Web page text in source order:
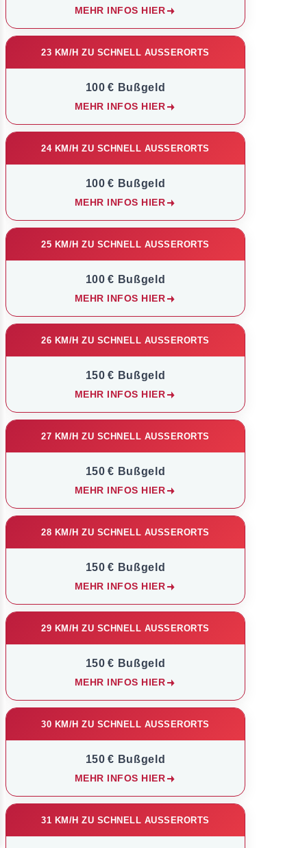
MEHR INFOS HIER
23 KM/H ZU SCHNELL AUSSERORTS
100 € Bußgeld
MEHR INFOS HIER
24 KM/H ZU SCHNELL AUSSERORTS
100 € Bußgeld
MEHR INFOS HIER
25 KM/H ZU SCHNELL AUSSERORTS
100 € Bußgeld
MEHR INFOS HIER
26 KM/H ZU SCHNELL AUSSERORTS
150 € Bußgeld
MEHR INFOS HIER
27 KM/H ZU SCHNELL AUSSERORTS
150 € Bußgeld
MEHR INFOS HIER
28 KM/H ZU SCHNELL AUSSERORTS
150 € Bußgeld
MEHR INFOS HIER
29 KM/H ZU SCHNELL AUSSERORTS
150 € Bußgeld
MEHR INFOS HIER
30 KM/H ZU SCHNELL AUSSERORTS
150 € Bußgeld
MEHR INFOS HIER
31 KM/H ZU SCHNELL AUSSERORTS